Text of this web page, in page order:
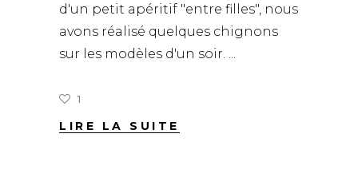
d'un petit apéritif "entre filles", nous
avons réalisé quelques chignons
sur les modèles d'un soir.
1
LIRE LA SUITE